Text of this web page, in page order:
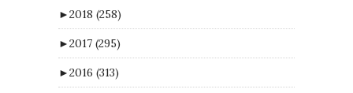
►2018 (258)
►2017 (295)
►2016 (313)